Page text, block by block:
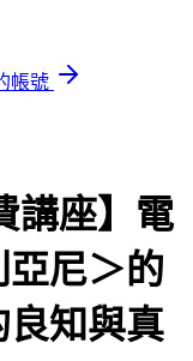
帳號
講座】電
尼＞的
知與真